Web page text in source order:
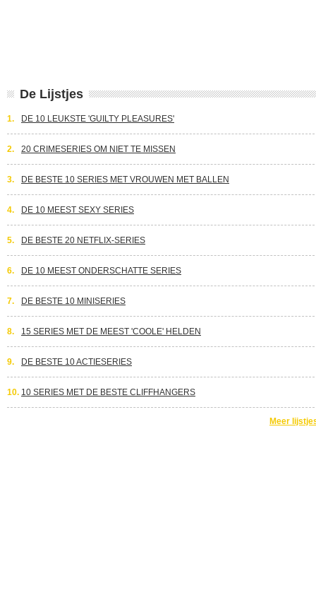
De Lijstjes
1. DE 10 LEUKSTE 'GUILTY PLEASURES'
2. 20 CRIMESERIES OM NIET TE MISSEN
3. DE BESTE 10 SERIES MET VROUWEN MET BALLEN
4. DE 10 MEEST SEXY SERIES
5. DE BESTE 20 NETFLIX-SERIES
6. DE 10 MEEST ONDERSCHATTE SERIES
7. DE BESTE 10 MINISERIES
8. 15 SERIES MET DE MEEST 'COOLE' HELDEN
9. DE BESTE 10 ACTIESERIES
10. 10 SERIES MET DE BESTE CLIFFHANGERS
Meer